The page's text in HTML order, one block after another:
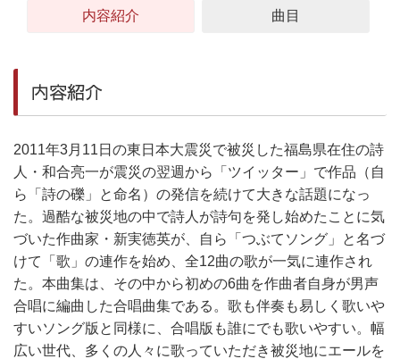
内容紹介 曲目
内容紹介
2011年3月11日の東日本大震災で被災した福島県在住の詩
人・和合亮一が震災の翌週から「ツイッター」で作品（自
ら「詩の礫」と命名）の発信を続けて大きな話題になっ
た。過酷な被災地の中で詩人が詩句を発し始めたことに気
づいた作曲家・新実徳英が、自ら「つぶてソング」と名づ
けて「歌」の連作を始め、全12曲の歌が一気に連作され
た。本曲集は、その中から初めの6曲を作曲者自身が男声
合唱に編曲した合唱曲集である。歌も伴奏も易しく歌いや
すいソング版と同様に、合唱版も誰にでも歌いやすい。幅
広い世代、多くの人々に歌っていただき被災地にエールを